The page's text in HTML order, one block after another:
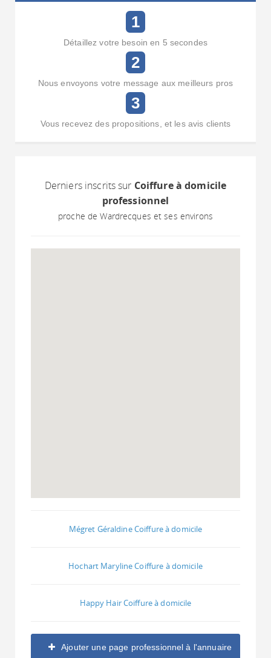
1
Détaillez votre besoin en 5 secondes
2
Nous envoyons votre message aux meilleurs pros
3
Vous recevez des propositions, et les avis clients
Derniers inscrits sur Coiffure à domicile
professionnel
proche de Wardrecques et ses environs
Mégret Géraldine Coiffure à domicile
Hochart Maryline Coiffure à domicile
Happy Hair Coiffure à domicile
Ajouter une page professionnel à l'annuaire